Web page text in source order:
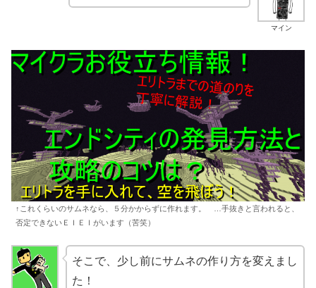
マイン
↑これくらいのサムネなら、５分かからずに作れます。 …手抜きと言われると、
否定できないＥＩＥＩがいます（苦笑）
そこで、少し前にサムネの作り方を変えまし
た！